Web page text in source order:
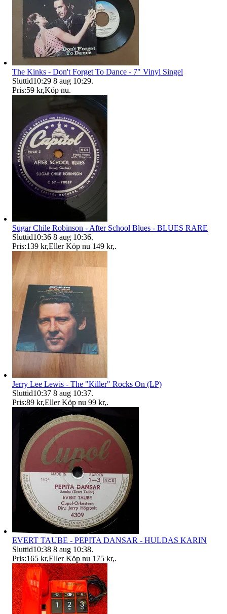
The Kinks - Don't Forget To Dance - 7" Vinyl Singel
Sluttid10:29 8 aug 10:29.
Pris:59 kr,Köp nu.
Sugar Chile Robinson - After School Blues - BLUES RARE
Sluttid10:36 8 aug 10:36.
Pris:139 kr,Eller Köp nu 149 kr,.
Jerry Lee Lewis - The "Killer" Rocks On (LP)
Sluttid10:37 8 aug 10:37.
Pris:89 kr,Eller Köp nu 99 kr,.
EVERT TAUBE - PEPITA DANSAR - HULDAS KARIN
Sluttid10:38 8 aug 10:38.
Pris:165 kr,Eller Köp nu 175 kr,.